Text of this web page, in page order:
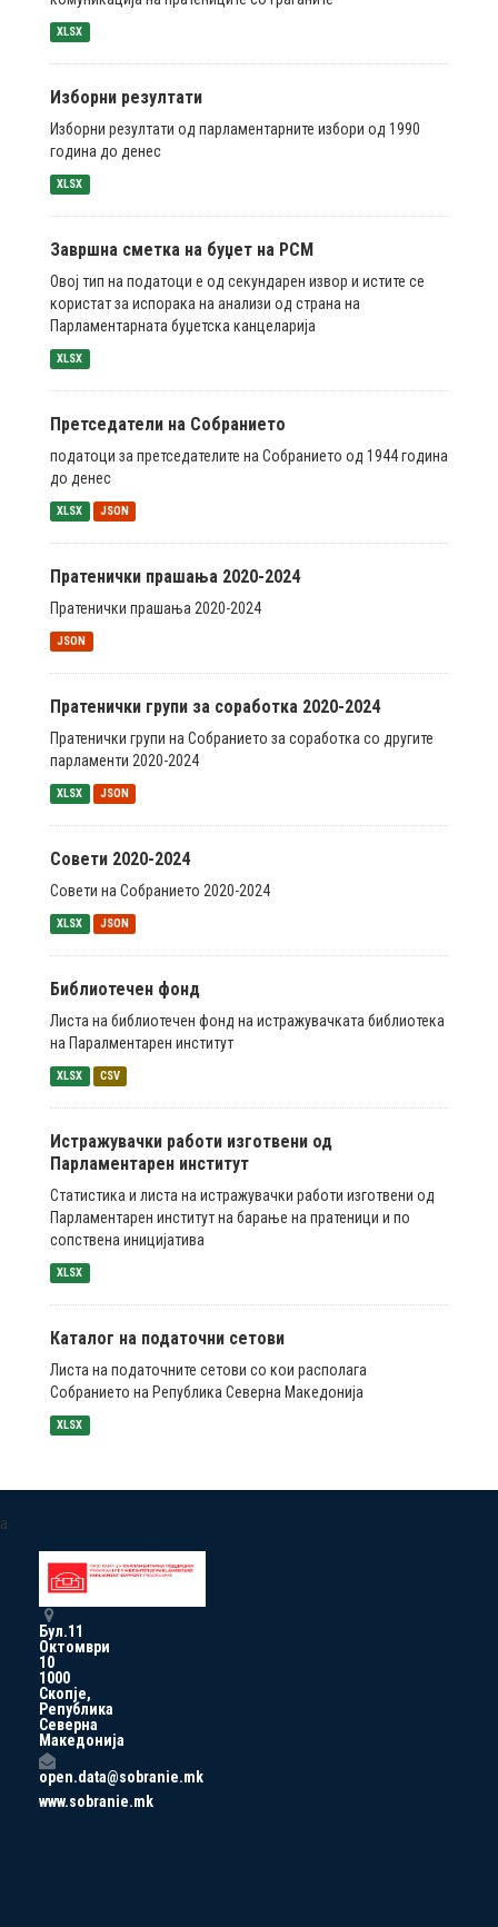
XLSX
Изборни резултати
Изборни резултати од парламентарните избори од 1990
година до денес
XLSX
Завршна сметка на буџет на РСМ
Овој тип на податоци е од секундарен извор и истите се
користат за испорака на анализи од страна на
Парламентарната буџетска канцеларија
XLSX
Претседатели на Собранието
податоци за претседателите на Собранието од 1944 година
до денес
XLSX JSON
Пратенички прашања 2020-2024
Пратенички прашања 2020-2024
JSON
Пратенички групи за соработка 2020-2024
Пратенички групи на Собранието за соработка со другите
парламенти 2020-2024
XLSX JSON
Совети 2020-2024
Совети на Собранието 2020-2024
XLSX JSON
Библиотечен фонд
Листа на библиотечен фонд на истражувачката библиотека
на Паралментарен институт
XLSX CSV
Истражувачки работи изготвени од
Парламентарен институт
Статистика и листа на истражувачки работи изготвени од
Парламентарен институт на барање на пратеници и по
сопствена иницијатива
XLSX
Каталог на податочни сетови
Листа на податочните сетови со кои располага
Собранието на Република Северна Македонија
XLSX
a
Бул.11
Октомври
10
1000
Скопје,
Република
Северна
Македонија
open.data@sobranie.mk
www.sobranie.mk